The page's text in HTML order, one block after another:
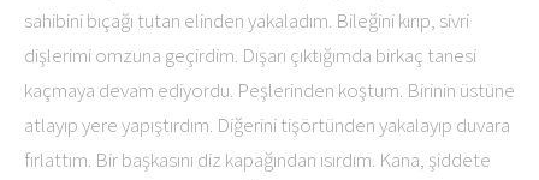
sahibini bıçağı tutan elinden yakaladım. Bileğini kırıp, sivri
dişlerimi omzuna geçirdim. Dışarı çıktığımda birkaç tanesi
kaçmaya devam ediyordu. Peşlerinden koştum. Birinin üstüne
atlayıp yere yapıştırdım. Diğerini tişörtünden yakalayıp duvara
fırlattım. Bir başkasını diz kapağından ısırdım. Kana, şiddete